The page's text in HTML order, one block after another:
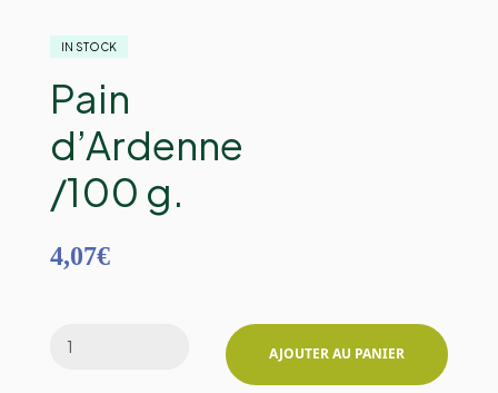
IN STOCK
Pain
d’Ardenne
/100 g.
4,07€
AJOUTER AU PANIER